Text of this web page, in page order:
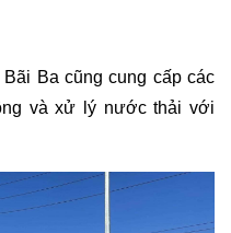
Ba cũng cung cấp các
và xử lý nước thải với